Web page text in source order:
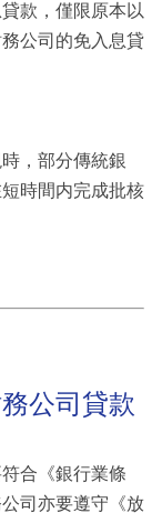
款，僅限原本以
公司的免入息貸
，部分傳統銀
時間内完成批核
公司貸款
合《銀行業條
司亦要遵守《放